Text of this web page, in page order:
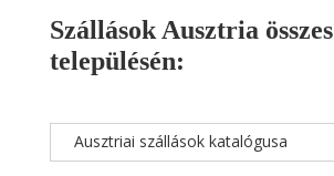
Szállások Ausztria összes
településén:
Ausztriai szállások katalógusa